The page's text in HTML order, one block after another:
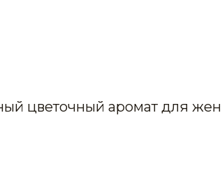
цветочный аромат для